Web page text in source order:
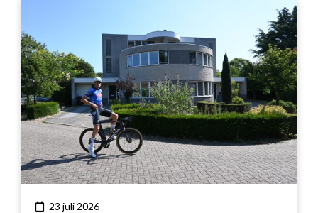
23 juli 2026